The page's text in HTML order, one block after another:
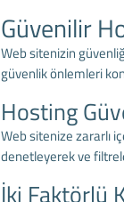
Güvenilir
Web sitenizin
güvenlik önlemleri
Hosting
Web sitenize zararlı
denetleyerek ve
İki Faktörlü